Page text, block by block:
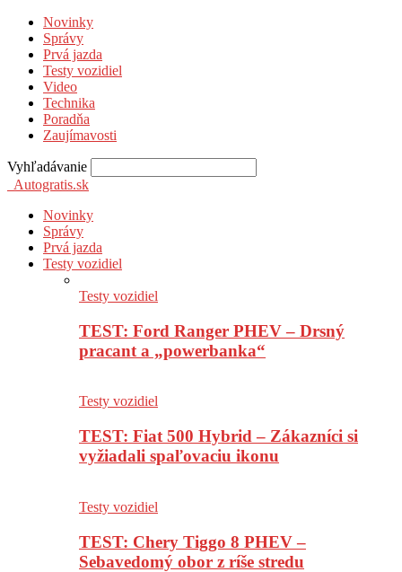
Novinky
Správy
Prvá jazda
Testy vozidiel
Video
Technika
Poradňa
Zaujímavosti
Vyhľadávanie
Autogratis.sk
Novinky
Správy
Prvá jazda
Testy vozidiel
Testy vozidiel
TEST: Ford Ranger PHEV – Drsný
pracant a „powerbanka“
Testy vozidiel
TEST: Fiat 500 Hybrid – Zákazníci si
vyžiadali spaľovaciu ikonu
Testy vozidiel
TEST: Chery Tiggo 8 PHEV –
Sebavedomý obor z ríše stredu